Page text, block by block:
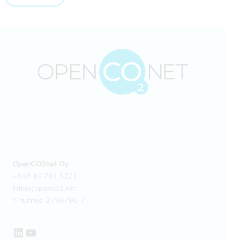
laski
OpenCO2net Oy
+358 40 761 5221
info(a)openco2.net
Y-tunnus: 2796796-7
LinkedIn
YouTube